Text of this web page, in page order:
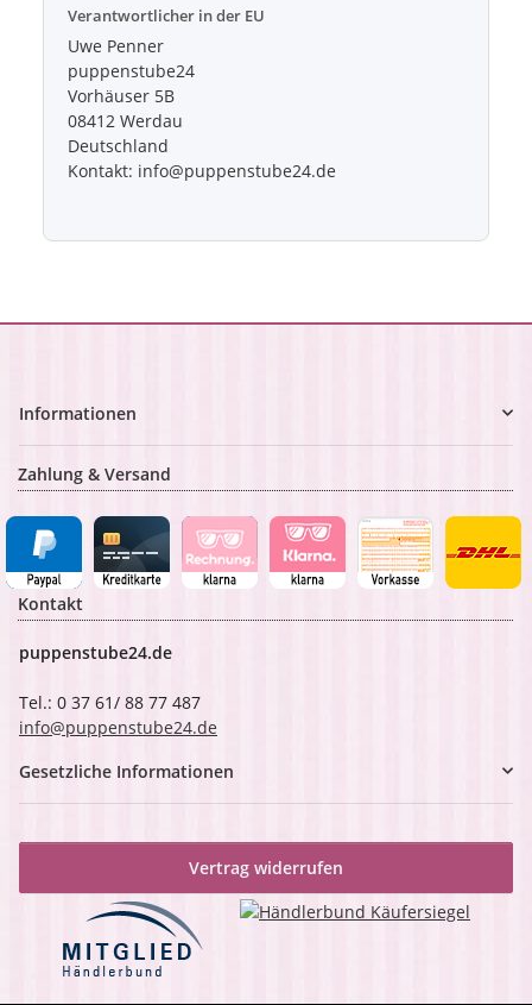
Verantwortlicher in der EU
Uwe Penner
puppenstube24
Vorhäuser 5B
08412 Werdau
Deutschland
Kontakt: info@puppenstube24.de
Informationen
Zahlung & Versand
Kontakt
puppenstube24.de
Tel.: 0 37 61/ 88 77 487
info@puppenstube24.de
Gesetzliche Informationen
Vertrag widerrufen